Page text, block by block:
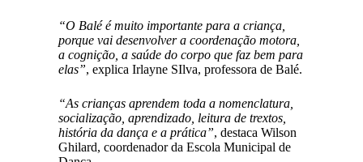
“O Balé é muito importante para a criança,
porque vai desenvolver a coordenação motora,
a cognição, a saúde do corpo que faz bem para
elas”, explica Irlayne SIlva, professora de Balé.
“As crianças aprendem toda a nomenclatura,
socialização, aprendizado, leitura de trextos,
história da dança e a prática”, destaca Wilson
Ghilard, coordenador da Escola Municipal de